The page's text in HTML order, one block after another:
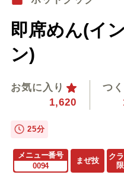
即席めん(イ
ン)
お気に入り
1,620
つ
25分
メニュー番号
0094
まぜ技
ク